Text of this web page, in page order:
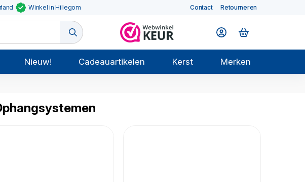
Winkel in Hillegom Contact Retourneren
Nieuw! Cadeauartikelen Kerst Merken